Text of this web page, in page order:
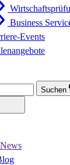
Business
Events
Suchen